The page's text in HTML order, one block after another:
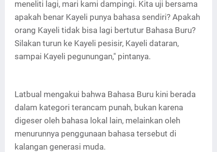
meneliti lagi, mari kami dampingi. Kita uji bersama
apakah benar Kayeli punya bahasa sendiri? Apakah
orang Kayeli tidak bisa lagi bertutur Bahasa Buru?
Silakan turun ke Kayeli pesisir, Kayeli dataran,
sampai Kayeli pegunungan," pintanya.
Latbual mengakui bahwa Bahasa Buru kini berada
dalam kategori terancam punah, bukan karena
digeser oleh bahasa lokal lain, melainkan oleh
menurunnya penggunaan bahasa tersebut di
kalangan generasi muda.